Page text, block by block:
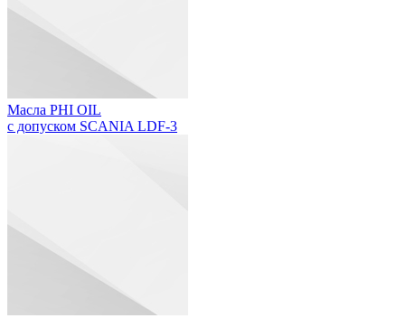
Масла PHI OIL
с допуском SCANIA LDF-3